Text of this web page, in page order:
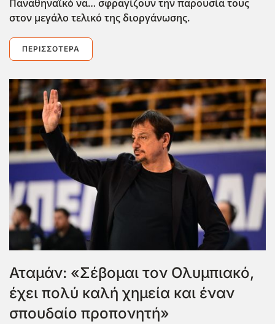
Παναθηναϊκό να… σφραγίζουν την παρουσία τους
στον μεγάλο τελικό της διοργάνωσης.
ΠΕΡΙΣΣΌΤΕΡΑ
Αταμάν: «Σέβομαι τον Ολυμπιακό,
έχει πολύ καλή χημεία και έναν
σπουδαίο προπονητή»